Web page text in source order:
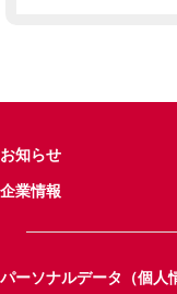
お知らせ
企業情報
パーソナルデータ（個人